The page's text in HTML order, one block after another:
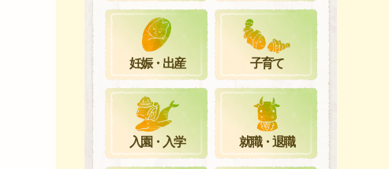
妊娠・出産 子育て
入園・入学 就職・退職